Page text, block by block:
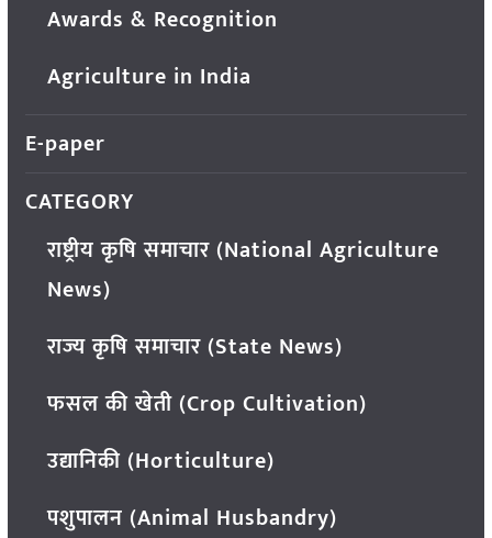
Awards & Recognition
Agriculture in India
E-paper
CATEGORY
राष्ट्रीय कृषि समाचार (National Agriculture
News)
राज्य कृषि समाचार (State News)
फसल की खेती (Crop Cultivation)
उद्यानिकी (Horticulture)
पशुपालन (Animal Husbandry)